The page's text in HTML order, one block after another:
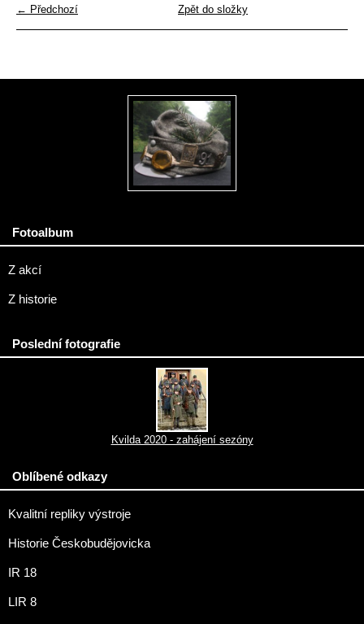
← Předchozí Zpět do složky
Fotoalbum
Z akcí
Z historie
Poslední fotografie
Kvilda 2020 - zahájení sezóny
Oblíbené odkazy
Kvalitní repliky výstroje
Historie Českobudějovicka
IR 18
LIR 8